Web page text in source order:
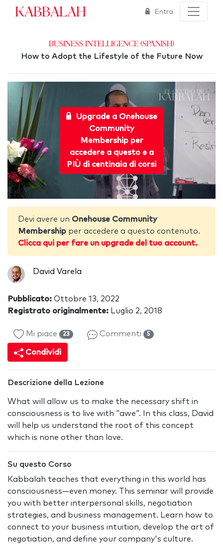
Kabbalah Entra
Business Intelligence (Spanish)
How to Adopt the Lifestyle of the Future Now
Upgrade a Onehouse
Community
Membership per
accedere a questo e a
PIÙ di centinaia di corsi
Devi avere un Onehouse Community
Membership per accedere a questo contenuto.
Clicca qui per fare un upgrade del tuo account.
David Varela
Pubblicato: Ottobre 13, 2022
Registrato originalmente: Luglio 2, 2018
Mi piace 23 Commenti 5
Condividi
Descrizione della Lezione
What will allow us to make the necessary shift in
consciousness is to live with "awe". In this class, David
will help us understand the root of this concept
which is none other than love.
Su questo Corso
Kabbalah teaches that everything in this world has
consciousness—even money. This seminar will provide
you with better interpersonal skills, negotiation
strategies, and business management. Learn how to
connect to your business intuition, develop the art of
negotiation, and define your company's culture.